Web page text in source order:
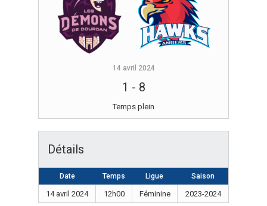
14 avril 2024
1 - 8
Temps plein
Détails
Date Temps Ligue Saison
14 avril 2024 12h00 Féminine 2023-2024